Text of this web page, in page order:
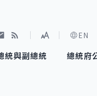
展開字級選單
EN
統與副總統 總統府